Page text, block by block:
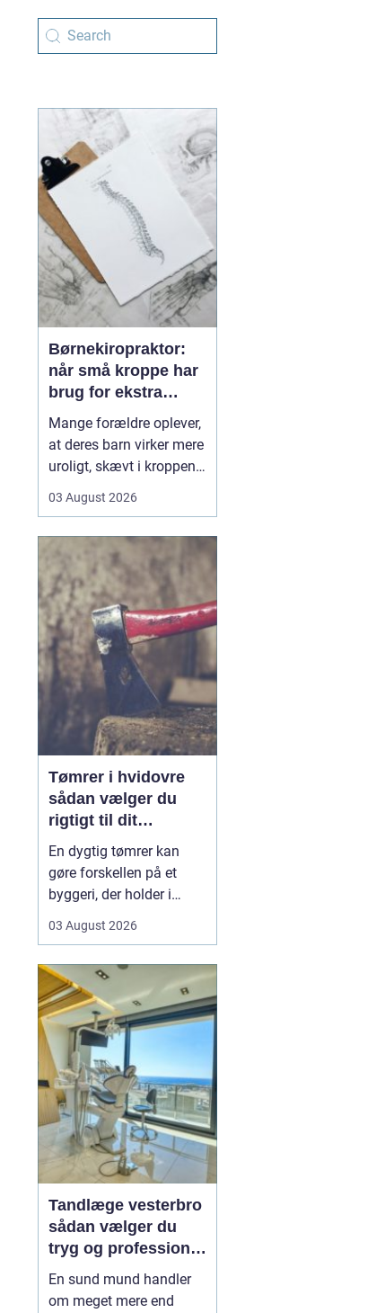
Børnekiropraktor:
når små kroppe har
brug for ekstra
opmærksomhed
Mange forældre oplever,
at deres barn virker mere
uroligt, skævt i kroppen
uden at der er en klar
børnekiropraktor være en
mulighed. En kiropraktor
med særlig erfaring i...
03 August 2026
Tømrer i hvidovre
sådan vælger du
rigtigt til dit
byggeprojekt
En dygtig tømrer kan
gøre forskellen på et
byggeri, der holder i
giver dig problemer igen
efter en tømrer i
Hvidovre, handler det
derfor ikke kun om pris.
Det handler om kvalitet,
tryghed og gode løsni...
03 August 2026
Tandlæge vesterbro
sådan vælger du
tryg og professionel
tandpleje
En sund mund handler
om meget mere end